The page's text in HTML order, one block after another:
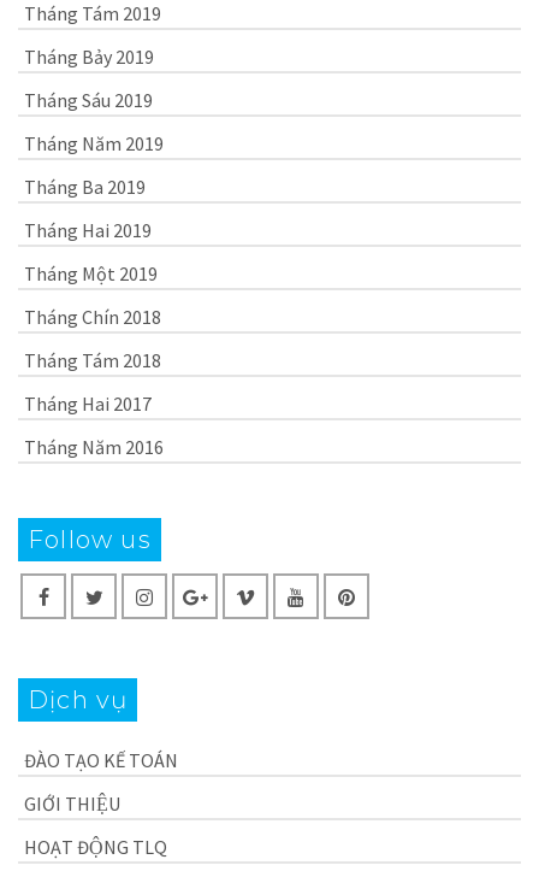
Tháng Tám 2019
Tháng Bảy 2019
Tháng Sáu 2019
Tháng Năm 2019
Tháng Ba 2019
Tháng Hai 2019
Tháng Một 2019
Tháng Chín 2018
Tháng Tám 2018
Tháng Hai 2017
Tháng Năm 2016
Follow us
Dịch vụ
ĐÀO TẠO KẾ TOÁN
GIỚI THIỆU
HOẠT ĐỘNG TLQ